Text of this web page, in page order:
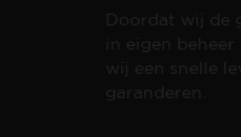
Doordat wij de
in eigen
wij een snelle
garanderen.